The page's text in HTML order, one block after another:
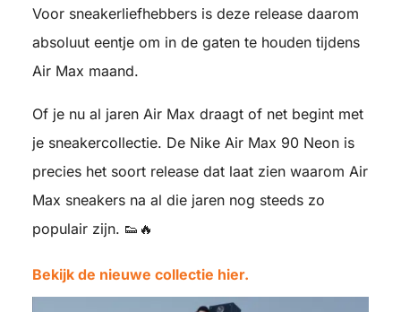
Voor sneakerliefhebbers is deze release daarom
absoluut eentje om in de gaten te houden tijdens
Air Max maand.
Of je nu al jaren Air Max draagt of net begint met
je sneakercollectie. De Nike Air Max 90 Neon is
precies het soort release dat laat zien waarom Air
Max sneakers na al die jaren nog steeds zo
populair zijn. 👟🔥
Bekijk de nieuwe collectie hier.